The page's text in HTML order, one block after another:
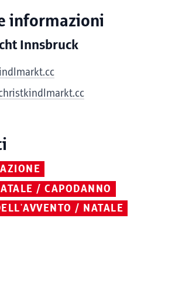
informazioni
Innsbruck
/ CAPODANNO
/ NATALE